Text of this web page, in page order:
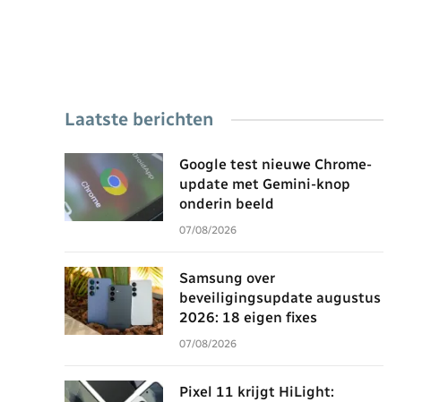
Laatste berichten
Google test nieuwe Chrome-
update met Gemini-knop
onderin beeld
07/08/2026
Samsung over
beveiligingsupdate augustus
2026: 18 eigen fixes
07/08/2026
Pixel 11 krijgt HiLight: